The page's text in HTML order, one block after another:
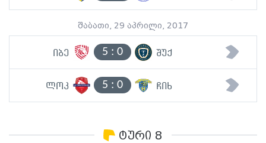
შაბათი, 29 აპრილი, 2017
იბე 5 : 0 შუქ
ლოკ 5 : 0 ჩიხ
ტური 8